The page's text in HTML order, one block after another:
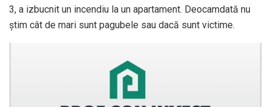
3, a izbucnit un incendiu la un apartament. Deocamdată nu
ştim cât de mari sunt pagubele sau dacă sunt victime.